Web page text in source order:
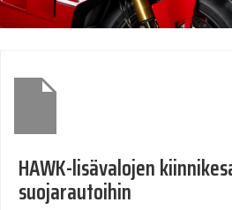
HAWK-lisävalojen
suojarautoihin